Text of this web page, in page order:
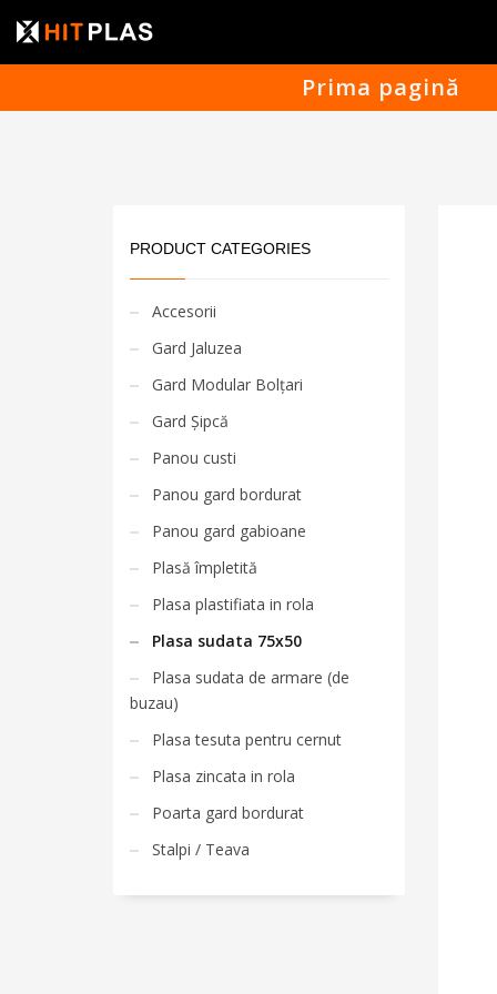
Prima pagină
PRODUCT CATEGORIES
Accesorii
Gard Jaluzea
Gard Modular Bolțari
Gard Șipcă
Panou custi
Panou gard bordurat
Panou gard gabioane
Plasă împletită
Plasa plastifiata in rola
Plasa sudata 75x50
Plasa sudata de armare (de
buzau)
Plasa tesuta pentru cernut
Plasa zincata in rola
Poarta gard bordurat
Stalpi / Teava